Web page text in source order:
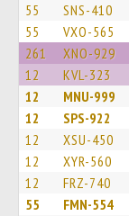
55 SNS-410
55 VXO-565
261 XNO-929
12 KVL-323
12 MNU-999
12 SPS-922
12 XSU-450
12 XYR-560
12 FRZ-740
55 FMN-554